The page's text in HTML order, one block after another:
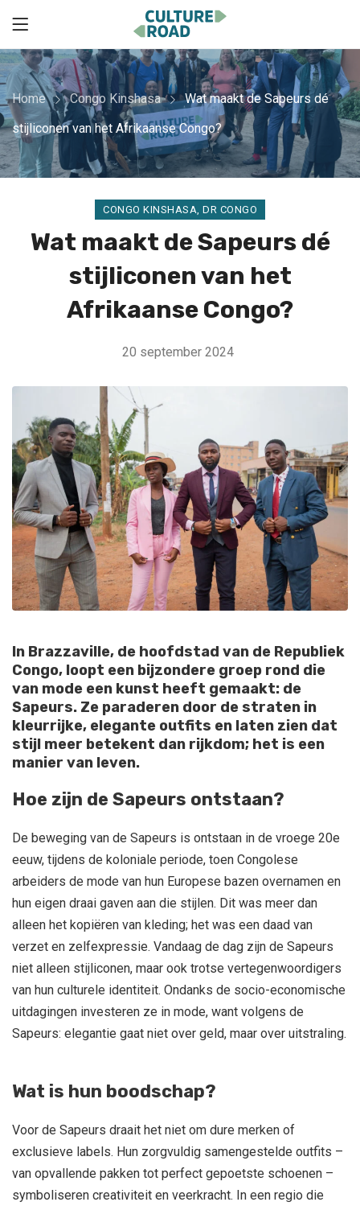
Home Congo Kinshasa
Wat maakt de Sapeurs dé
stijliconen van het Afrikaanse Congo?
CONGO KINSHASA, DR CONGO
Wat maakt de Sapeurs dé
stijliconen van het
Afrikaanse Congo?
20 september 2024
In Brazzaville, de hoofdstad van de Republiek
Congo, loopt een bijzondere groep rond die
van mode een kunst heeft gemaakt: de
Sapeurs. Ze paraderen door de straten in
kleurrijke, elegante outfits en laten zien dat
stijl meer betekent dan rijkdom; het is een
manier van leven.
Hoe zijn de Sapeurs ontstaan?
De beweging van de Sapeurs is ontstaan in de vroege 20e
eeuw, tijdens de koloniale periode, toen Congolese
arbeiders de mode van hun Europese bazen overnamen en
hun eigen draai gaven aan die stijlen. Dit was meer dan
alleen het kopiëren van kleding; het was een daad van
verzet en zelfexpressie. Vandaag de dag zijn de Sapeurs
niet alleen stijliconen, maar ook trotse vertegenwoordigers
van hun culturele identiteit. Ondanks de socio-economische
uitdagingen investeren ze in mode, want volgens de
Sapeurs: elegantie gaat niet over geld, maar over uitstraling.
Wat is hun boodschap?
Voor de Sapeurs draait het niet om dure merken of
exclusieve labels. Hun zorgvuldig samengestelde outfits –
van opvallende pakken tot perfect gepoetste schoenen –
symboliseren creativiteit en veerkracht. In een regio die